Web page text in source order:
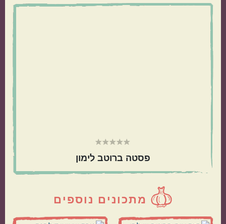
ראשי
פסטה ברוטב לימון
מתכונים נוספים